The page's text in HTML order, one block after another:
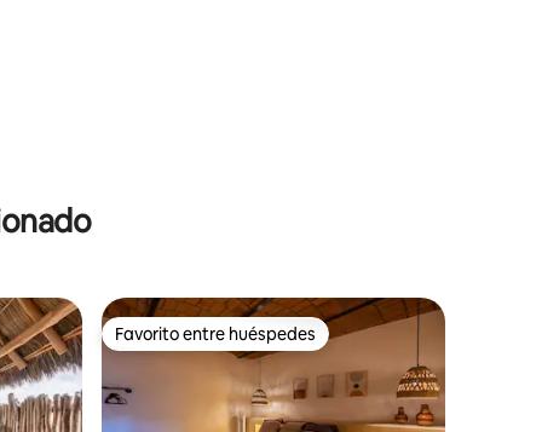
Favorito entre huéspedes
Favorito entre huéspedes